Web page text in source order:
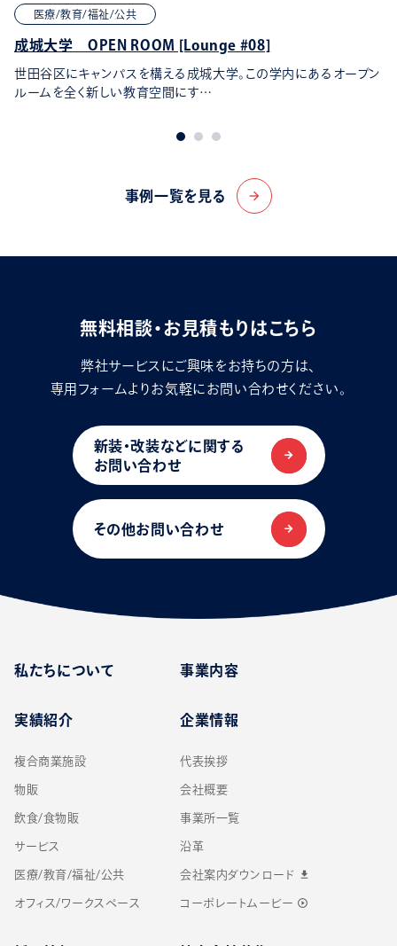
医療/教育/福祉/公共
成城大学 OPEN ROOM [Lounge #08]
世田谷区にキャンパスを構える成城大学。この学内にあるオープン
ルームを全く新しい教育空間にす…
事例一覧を見る arrow_forward
無料相談・お見積もりはこちら
弊社サービスにご興味をお持ちの方は、
専用フォームよりお気軽にお問い合わせください。
新装・改装などに関する
お問い合わせ
その他お問い合わせ
私たちについて
実績紹介
複合商業施設
物販
飲食/食物販
サービス
医療/教育/福祉/公共
オフィス/ワークスペース
事業内容
企業情報
代表挨拶
会社概要
事業所一覧
沿革
会社案内ダウンロード download
コーポレートムービー play_circle_outline